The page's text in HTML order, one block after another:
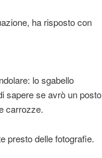
ha risposto con
lo sgabello
sapere se avrò un posto
carrozze.
presto delle fotografie.